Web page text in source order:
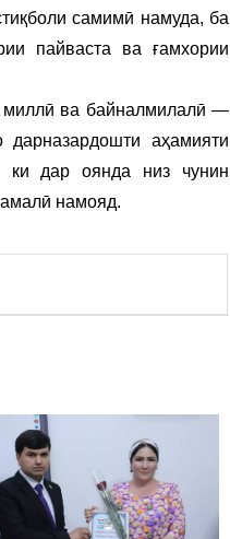
самимӣ намуда, ба
пайваста ва ғамхории
миллӣ ва байналмилалӣ —
аҳамияти
ки дар оянда низ чунин
намояд.